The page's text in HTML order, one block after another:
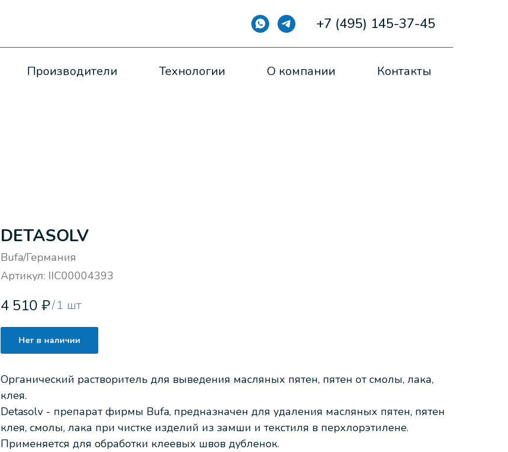
+7 (495) 145-37-45
Производители Технологии О компании Контакты
DETASOLV
Bufa/Германия
Артикул: IIC00004393
4 510 ₽/1 шт
Нет в наличии
Органический растворитель для выведения масляных пятен, пятен от смолы, лака,
клея.
Detasolv - препарат фирмы Bufa, предназначен для удаления масляных пятен, пятен
клея, смолы, лака при чистке изделий из замши и текстиля в перхлорэтилене.
Применяется для обработки клеевых швов дубленок.